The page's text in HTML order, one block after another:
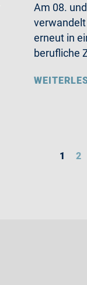
Am 08.
erneut in
berufliche
1 2